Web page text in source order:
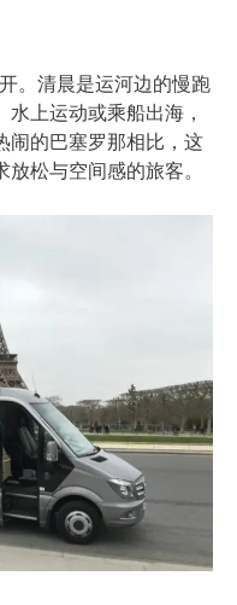
。清晨是运河边的慢跑
上运动或乘船出海，
闹的巴塞罗那相比，这
松与空间感的旅客。